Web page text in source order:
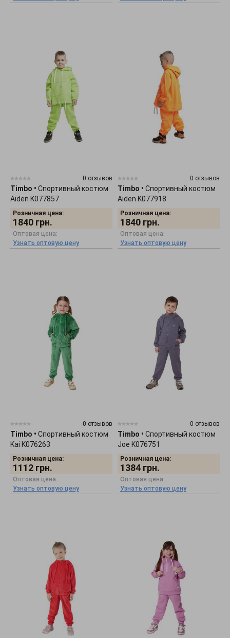
0 отзывов
Timbo • Спортивный костюм
Aiden K077857
Розничная цена:
1840 грн.
Оптовая цена:
Узнать оптовую цену
0 отзывов
Timbo • Спортивный костюм
Aiden K077918
Розничная цена:
1840 грн.
Оптовая цена:
Узнать оптовую цену
0 отзывов
Timbo • Спортивный костюм
Kai K076263
Розничная цена:
1112 грн.
Оптовая цена:
Узнать оптовую цену
0 отзывов
Timbo • Спортивный костюм
Joe K076751
Розничная цена:
1384 грн.
Оптовая цена:
Узнать оптовую цену